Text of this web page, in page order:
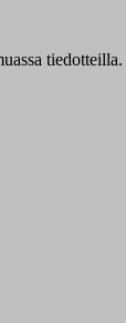
tiedotteilla.